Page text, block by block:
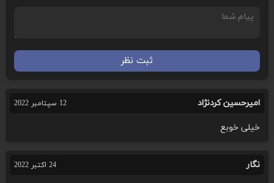
ثبت نظر
امیرحسین کردنژاد 12 سپتامبر 2022
خیلی خوبع
نگار 24 اکتبر 2022